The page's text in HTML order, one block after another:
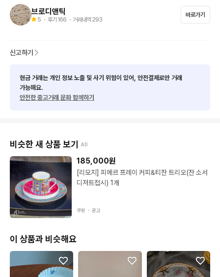
브로디앤틱
5 ・ 후기 166 ・ 거래내역 293
바로가기
신고하기
현금 거래는 개인 정보 노출 및 사기 위험이 있어, 안전결제로만 거래
가능해요.
안전한 중고거래 문화 함께하기
비슷한 새 상품 보기 AD
185,000원
[리모지] 피에르 프레이 커피&티잔 트리오(잔 소서
디저트접시) 1개
쿠팡 ・ 광고
이 상품과 비슷해요